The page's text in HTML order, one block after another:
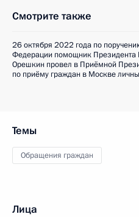
Смотрите также
26 октября 2022 года по
Федерации помощник
Орешкин провел в Приёмной
по приёму граждан в Москве
Темы
Обращения граждан
Лица